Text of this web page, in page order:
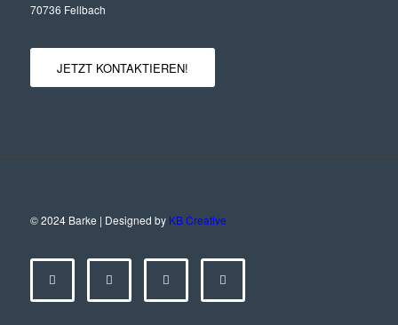
70736 Fellbach
JETZT KONTAKTIEREN!
© 2024 Barke | Designed by KB Creative